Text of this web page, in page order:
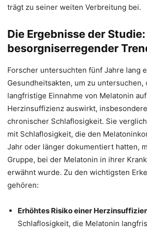
trägt zu seiner weiten Verbreitung bei.
Die Ergebnisse der Studie:
besorgniserregender
Forscher untersuchten fünf Jahre lang
Gesundheitsakten, um zu untersuchen,
langfristige Einnahme von Melatonin
Herzinsuffizienz auswirkt,
chronischer Schlaflosigkeit. Sie
mit Schlaflosigkeit, die den
Jahr oder länger dokumentiert hatten,
Gruppe, bei der Melatonin in ihrer
erwähnt wurde. Zu den wichtigsten
gehören:
Erhöhtes Risiko einer
Schlaflosigkeit, die Melatonin